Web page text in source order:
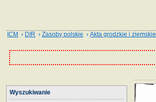
ICM › DIR ›Zasoby polskie ›Akta grodzkie i ziemskie
Wyszukiwanie